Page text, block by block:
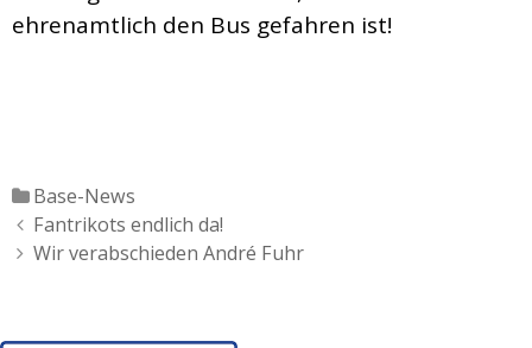
ehrenamtlich den Bus gefahren ist!
Katgeorien
Base-News
Artikel-
Navigation
Fantrikots endlich da!
Wir verabschieden André Fuhr